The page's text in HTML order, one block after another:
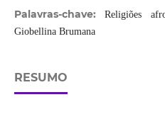
Palavras-chave:Religiões
Giobellina Brumana
RESUMO